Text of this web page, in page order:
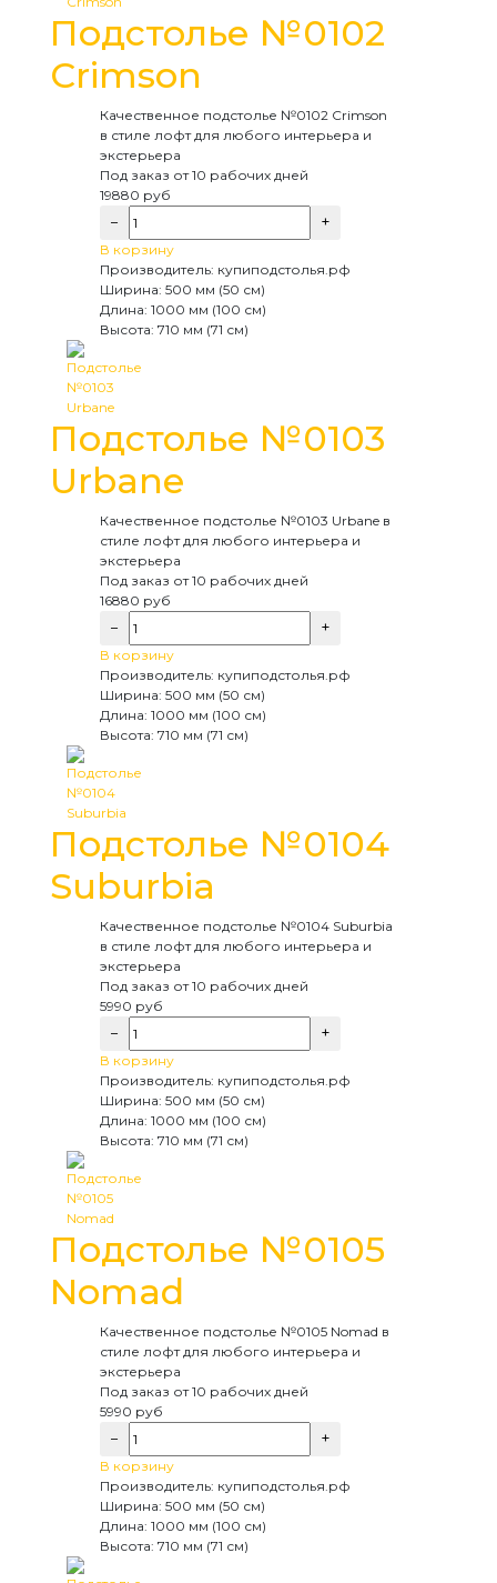
Подстолье №0102
Crimson
Качественное подстолье №0102 Crimson
в стиле лофт для любого интерьера и
экстерьера
Под заказ от 10 рабочих дней
19880 руб
− +
В корзину
Производитель: купиподстолья.рф
Ширина: 500 мм (50 см)
Длина: 1000 мм (100 см)
Высота: 710 мм (71 см)
Подстолье №0103
Urbane
Качественное подстолье №0103 Urbane в
стиле лофт для любого интерьера и
экстерьера
Под заказ от 10 рабочих дней
16880 руб
− +
В корзину
Производитель: купиподстолья.рф
Ширина: 500 мм (50 см)
Длина: 1000 мм (100 см)
Высота: 710 мм (71 см)
Подстолье №0104
Suburbia
Качественное подстолье №0104 Suburbia
в стиле лофт для любого интерьера и
экстерьера
Под заказ от 10 рабочих дней
5990 руб
− +
В корзину
Производитель: купиподстолья.рф
Ширина: 500 мм (50 см)
Длина: 1000 мм (100 см)
Высота: 710 мм (71 см)
Подстолье №0105
Nomad
Качественное подстолье №0105 Nomad в
стиле лофт для любого интерьера и
экстерьера
Под заказ от 10 рабочих дней
5990 руб
− +
В корзину
Производитель: купиподстолья.рф
Ширина: 500 мм (50 см)
Длина: 1000 мм (100 см)
Высота: 710 мм (71 см)